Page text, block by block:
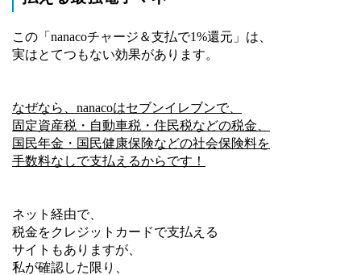
この「nanacoチャージ＆支払で1%還元」は、
実はとてつもない効果があります。
なぜなら、nanacoはセブンイレブンで、
固定資産税・自動車税・住民税などの税金、
国民年金・国民健康保険などの社会保険料を
手数料なしで支払えるからです！
ネット経由で、
税金をクレジットカードで支払える
サイトもありますが、
私が確認した限り、